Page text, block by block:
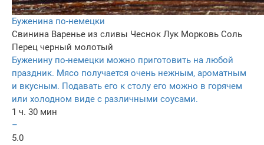
Буженина по-немецки
Свинина Варенье из сливы Чеснок Лук Морковь Соль
Перец черный молотый
Буженину по-немецки можно приготовить на любой
праздник. Мясо получается очень нежным, ароматным
и вкусным. Подавать его к столу его можно в горячем
или холодном виде с различными соусами.
1 ч. 30 мин
–
5.0